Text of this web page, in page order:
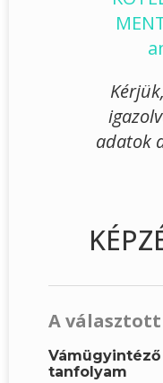
adatok
A választott
tanfolyam